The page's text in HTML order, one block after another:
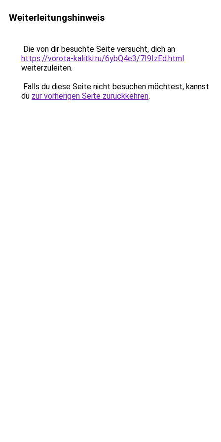
Weiterleitungshinweis
Die von dir besuchte Seite versucht, dich an
https://vorota-kalitki.ru/6ybQ4e3/7I9IzEd.html
weiterzuleiten.
Falls du diese Seite nicht besuchen möchtest, kannst
du zur vorherigen Seite zurückkehren.